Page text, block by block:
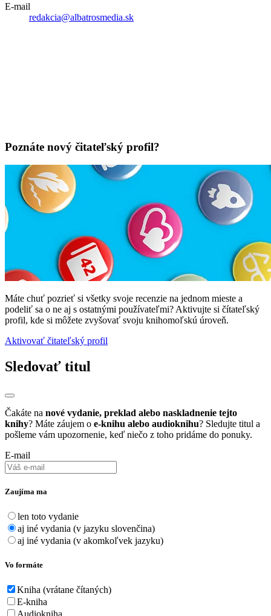
E-mail
redakcia@albatrosmedia.sk
Poznáte nový čitateľský profil?
Máte chuť pozrieť si všetky svoje recenzie na jednom mieste a
podeliť sa o ne aj s ostatnými používateľmi? Aktivujte si čítateľský
profil, kde si môžete zvyšovať svoju knihomoľskú úroveň.
Aktivovať čitateľský profil
Sledovať titul
Čakáte na nové vydanie, preklad alebo naskladnenie tejto
knihy? Máte záujem o e-knihu alebo audioknihu? Sledujte titul a
pošleme vám upozornenie, keď niečo z toho pridáme do ponuky.
E-mail
Zaujíma ma
len toto vydanie
aj iné vydania (v jazyku slovenčina)
aj iné vydania (v akomkoľvek jazyku)
Vo formáte
Kniha (vrátane čítaných)
E-kniha
Audiokniha